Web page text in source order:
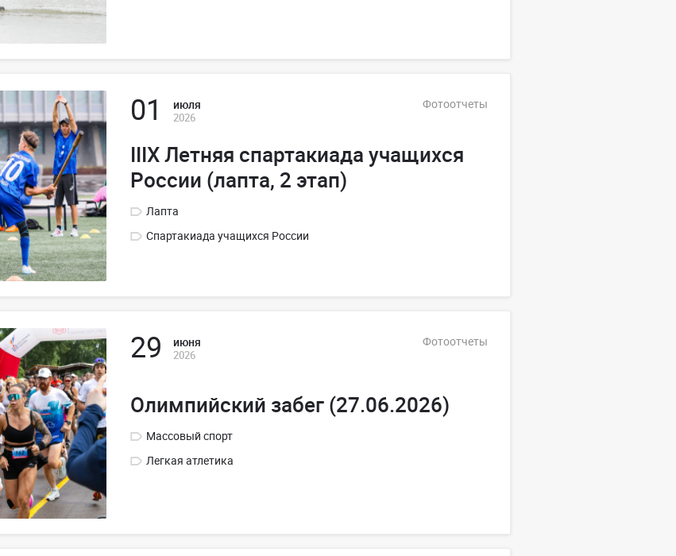
01 июля
2026
Фотоотчеты
IIIX Летняя спартакиада учащихся
России (лапта, 2 этап)
Лапта
Спартакиада учащихся России
29 июня
2026
Фотоотчеты
Олимпийский забег (27.06.2026)
Массовый спорт
Легкая атлетика